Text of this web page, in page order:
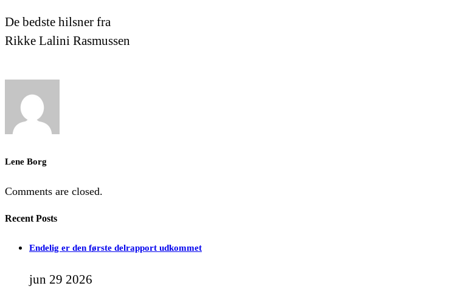
De bedste hilsner fra
Rikke Lalini Rasmussen
Lene Borg
Comments are closed.
Recent Posts
Endelig er den første delrapport udkommet
jun 29 2026